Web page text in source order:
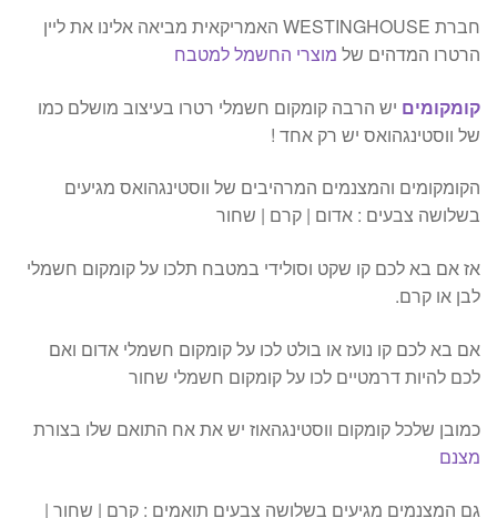
חברת WESTINGHOUSE האמריקאית מביאה אלינו את ליין
הרטרו המדהים של מוצרי החשמל למטבח
קומקומים יש הרבה קומקום חשמלי רטרו בעיצוב מושלם כמו
של ווסטינגהואס יש רק אחד !
הקומקומים והמצנמים המרהיבים של ווסטינגהואס מגיעים
בשלושה צבעים : אדום | קרם | שחור
אז אם בא לכם קו שקט וסולידי במטבח תלכו על קומקום חשמלי
לבן או קרם.
אם בא לכם קו נועז או בולט לכו על קומקום חשמלי אדום ואם
לכם להיות דרמטיים לכו על קומקום חשמלי שחור
כמובן שלכל קומקום ווסטינגהאוז יש את אח התואם שלו בצורת
מצנם
גם המצנמים מגיעים בשלושה צבעים תואמים : קרם | שחור |